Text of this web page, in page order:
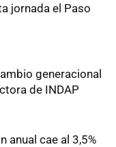
jornada el Paso
generacional
de INDAP
anual cae al 3,5%